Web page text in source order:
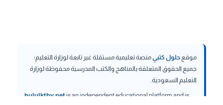
موقع حلول كتبي منصة تعليمية مستقلة غير تابعة لوزارة التعليم؛
جميع الحقوق المتعلقة بالمناهج والكتب المدرسية محفوظة لوزارة
التعليم السعودية.
hululktby.net is an independent educational platform and is